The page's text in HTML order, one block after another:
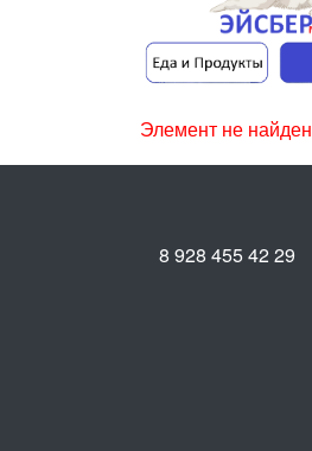
Элемент не найден
8 928 455 42 29